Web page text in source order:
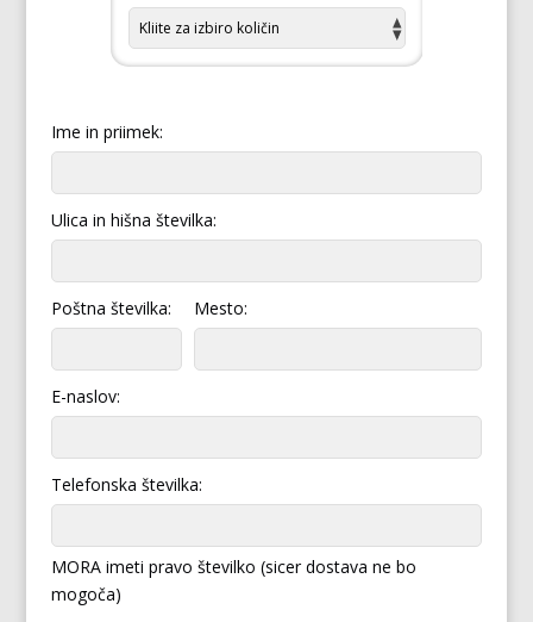
Ime in priimek:
Ulica in hišna številka:
Poštna številka: Mesto:
E-naslov:
Telefonska številka:
MORA imeti pravo številko (sicer dostava ne bo
mogoča)